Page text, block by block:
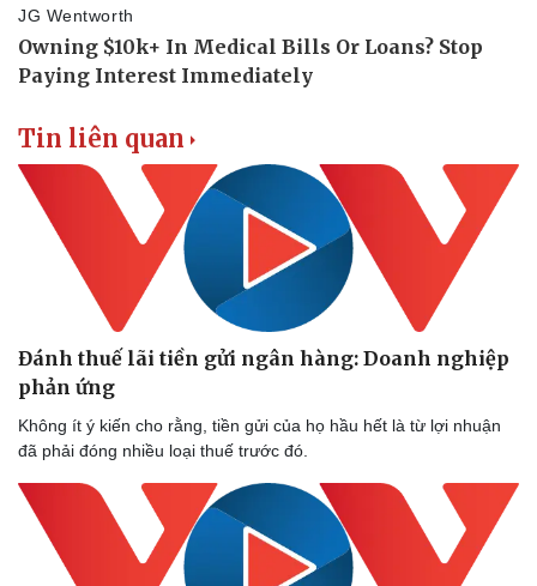
Tin liên quan
Đánh thuế lãi tiền gửi ngân hàng: Doanh nghiệp
phản ứng
Không ít ý kiến cho rằng, tiền gửi của họ hầu hết là từ lợi nhuận
đã phải đóng nhiều loại thuế trước đó.